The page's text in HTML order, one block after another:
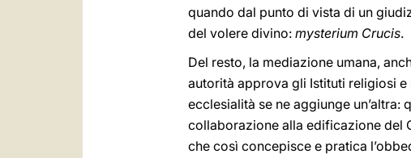
quando dal punto di vista di un
del volere divino: mysterium Crucis.
Del resto, la mediazione umana,
autorità approva gli Istituti religiosi
ecclesialità se ne aggiunge
collaborazione alla edificazione del
che così concepisce e pratica